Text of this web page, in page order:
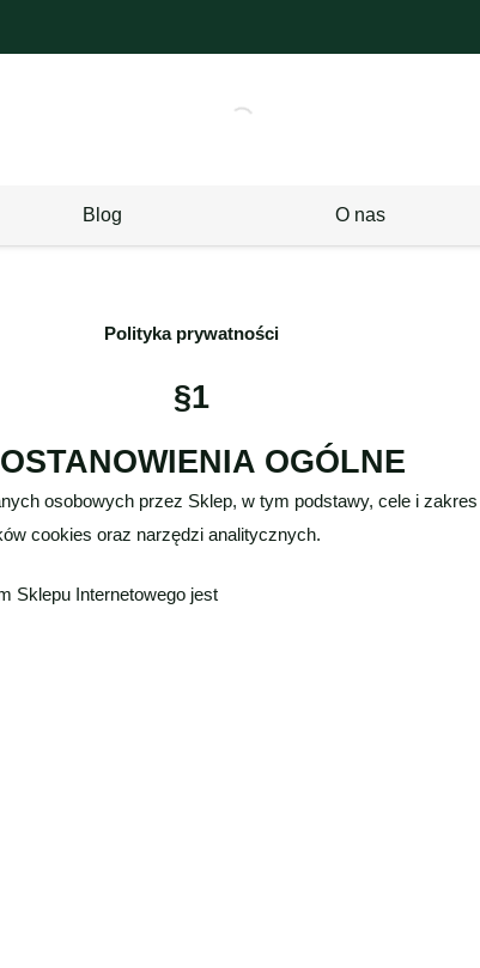
Blog O nas
Polityka prywatności
§1
OGÓLNE
osobowych przez Sklep, w tym podstawy, cele i
cookies oraz narzędzi analitycznych.
Sklepu Internetowego jest